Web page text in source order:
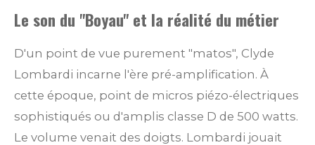
Le son du "Boyau" et la réalité du métier
D'un point de vue purement "matos", Clyde
Lombardi incarne l'ère pré-amplification. À
cette époque, point de micros piézo-électriques
sophistiqués ou d'amplis classe D de 500 watts.
Le volume venait des doigts. Lombardi jouait